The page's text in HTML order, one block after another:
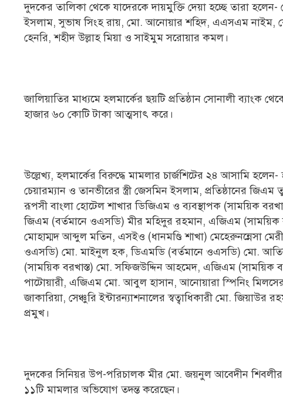
দুদকের তালিকা থেকে যাদেরকে দায়মুক্তি দেয়া হচ্ছে তারা
ইসলাম, সুভাষ সিংহ রায়, মো. আনোয়ার শহিদ, এএসএম নাইম,
হেনরি, শহীদ উল্লাহ মিয়া ও সাইমুম সরোয়ার কমল।
জালিয়াতির মাধ্যমে হলমার্কের ছয়টি প্রতিষ্ঠান সোনালী ব্যাংক
হাজার ৬০ কোটি টাকা আত্মসাৎ করে।
উল্লেখ্য, হলমার্কের বিরুদ্ধে মামলার চার্জশিটের ২৪ আসামি
চেয়ারম্যান ও তানভীরের স্ত্রী জেসমিন ইসলাম, প্রতিষ্ঠানের
রূপসী বাংলা হোটেল শাখার ডিজিএম ও ব্যবস্থাপক (সাময়িক
জিএম (বর্তমানে ওএসডি) মীর মহিদুর রহমান, এজিএম (সাময়িক
মোহাম্মদ আব্দুল মতিন, এসইও (ধানমণ্ডি শাখা) মেহেরুনন্নেসা
ওএসডি) মো. মাইনুল হক, ডিএমডি (বর্তমানে ওএসডি) মো.
(সাময়িক বরখাস্ত) মো. সফিজউদ্দিন আহমেদ, এজিএম
পাটোয়ারী, এজিএম মো. আবুল হাসান, আনোয়ারা স্পিনিং মিলসের
জাকারিয়া, সেঞ্চুরি ইন্টারন্যাশনালের স্বত্বাধিকারী মো. জিয়াউর
প্রমুখ।
দুদকের সিনিয়র উপ-পরিচালক মীর মো. জয়নুল আবেদীন শিবলীর
১১টি মামলার অভিযোগ তদন্ত করেছেন।